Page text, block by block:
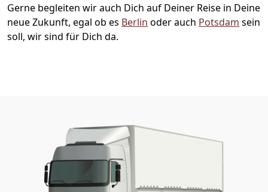
Gerne begleiten wir auch Dich auf Deiner Reise in Deine
neue Zukunft, egal ob es Berlin oder auch Potsdam sein
soll, wir sind für Dich da.